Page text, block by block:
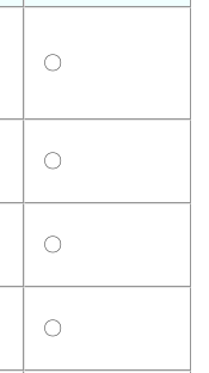
〇
〇
〇
〇